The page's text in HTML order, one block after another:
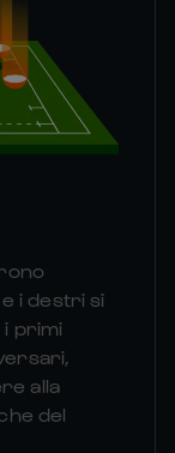
i destri si
i primi
alla
del